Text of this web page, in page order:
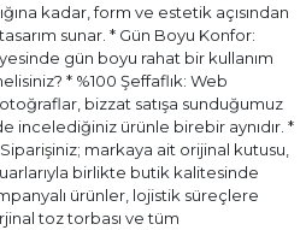
kadar, form ve estetik açısından
sunar. * Gün Boyu Konfor:
gün boyu rahat bir kullanım
* %100 Şeffaflık: Web
bizzat satışa sunduğumuz
incelediğiniz ürünle birebir aynıdır. *
markaya ait orijinal kutusu,
birlikte butik kalitesinde
ürünler, lojistik süreçlere
toz torbası ve tüm